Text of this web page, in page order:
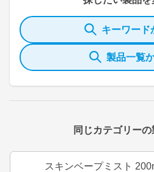
キーワード
製品一覧
同じカテゴリー
スキンベープミスト